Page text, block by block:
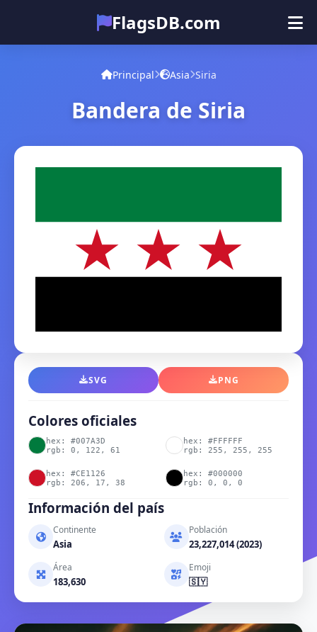
FlagsDB.com
Principal
Cuestionario
Principal Asia Siria
Bandera de Siria
SVG PNG
Colores oficiales
hex: #007A3D
rgb: 0, 122, 61
hex: #FFFFFF
rgb: 255, 255, 255
hex: #CE1126
rgb: 206, 17, 38
hex: #000000
rgb: 0, 0, 0
Información del país
Continente
Asia
Población
23,227,014 (2023)
Área
183,630
Emoji
🇸🇾